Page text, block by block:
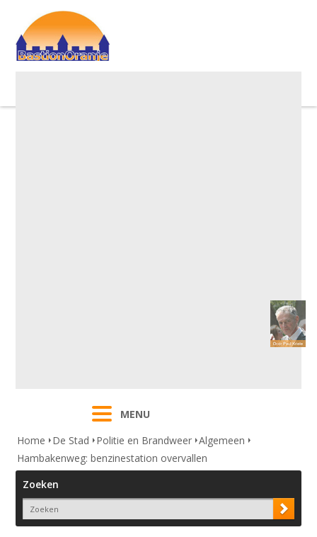
MENU
Home
De Stad Politie en Brandweer Algemeen
Hambakenweg: benzinestation overvallen
Zoeken